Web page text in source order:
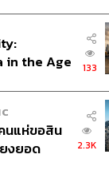
in the Age
133
นแห่ขอสิน
ยงยอด
2.3K